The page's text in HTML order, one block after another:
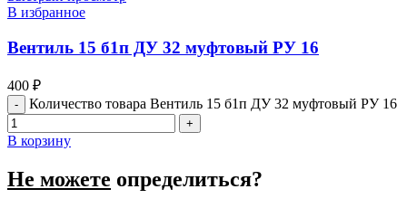
В избранное
Вентиль 15 б1п ДУ 32 муфтовый РУ 16
400 ₽
Количество товара Вентиль 15 б1п ДУ 32 муфтовый РУ 16
В корзину
Не можете определиться?